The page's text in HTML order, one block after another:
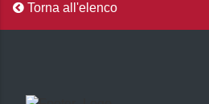
Torna all'elenco